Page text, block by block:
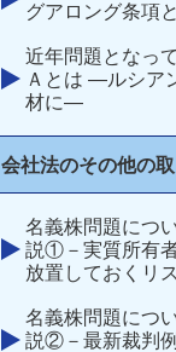
グアロング条項
近年問題となっ
Ａとは ―ルシア
材に―
会社法のその他の
名義株問題につ
説①－実質所有
放置しておくリ
名義株問題につ
説②－最新裁判